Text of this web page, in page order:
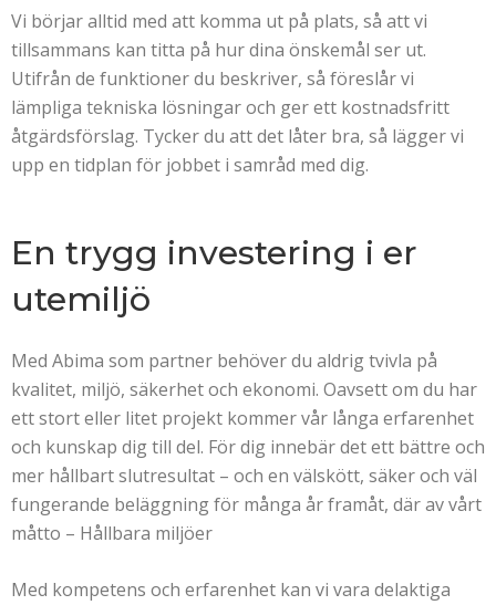
Vi börjar alltid med att komma ut på plats, så att vi
tillsammans kan titta på hur dina önskemål ser ut.
Utifrån de funktioner du beskriver, så föreslår vi
lämpliga tekniska lösningar och ger ett kostnadsfritt
åtgärdsförslag. Tycker du att det låter bra, så lägger vi
upp en tidplan för jobbet i samråd med dig.
En trygg investering i er
utemiljö
Med Abima som partner behöver du aldrig tvivla på
kvalitet, miljö, säkerhet och ekonomi. Oavsett om du har
ett stort eller litet projekt kommer vår långa erfarenhet
och kunskap dig till del. För dig innebär det ett bättre och
mer hållbart slutresultat – och en välskött, säker och väl
fungerande beläggning för många år framåt, där av vårt
måtto – Hållbara miljöer
Med kompetens och erfarenhet kan vi vara delaktiga